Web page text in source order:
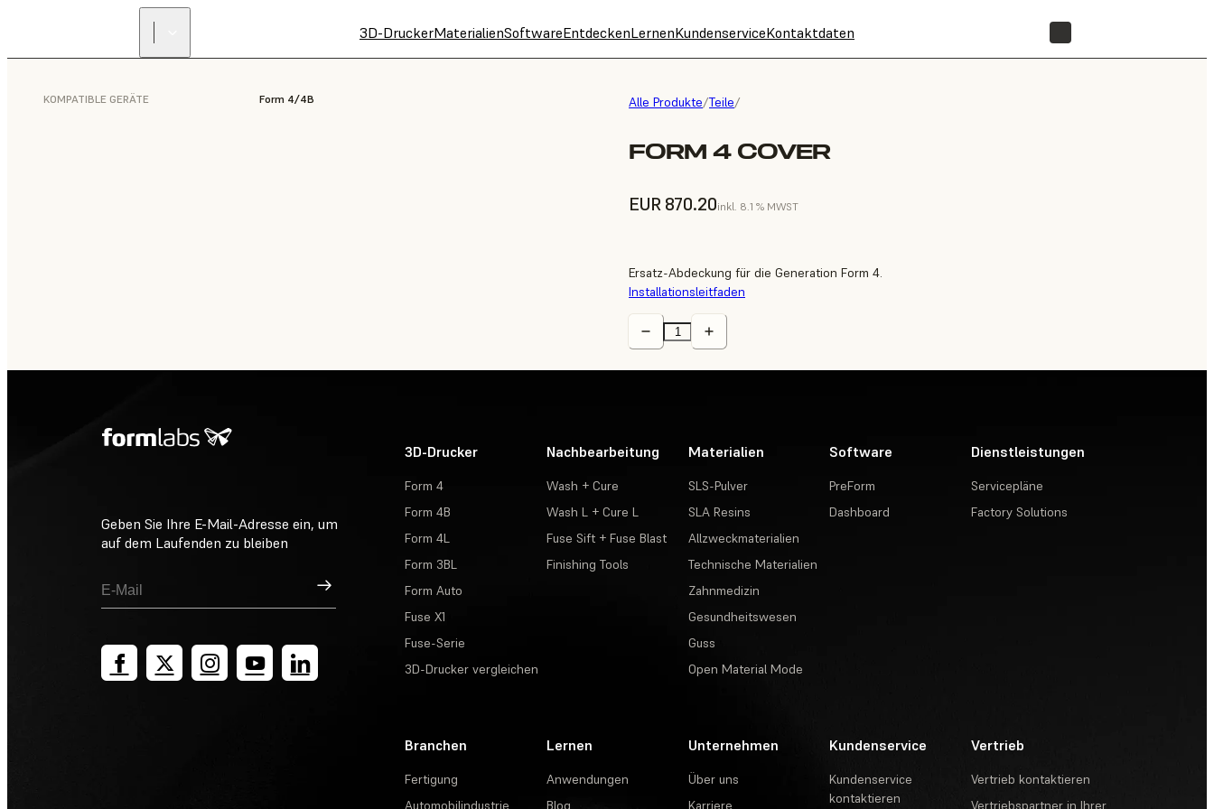
3D-DruckerMaterialienSoftwareEntdeckenLernenKundenserviceKontaktdaten
Alle Produkte/Teile/
FORM 4 COVER
EUR 870.20inkl. 8.1 % MWST
KOMPATIBLE GERÄTE Form 4/4B
Ersatz-Abdeckung für die Generation Form 4.
Installationsleitfaden
Geben Sie Ihre E-Mail-Adresse ein, um
auf dem Laufenden zu bleiben
Registrieren
3D-Drucker
Form 4
Form 4B
Form 4L
Form 3BL
Form Auto
Fuse X1
Fuse-Serie
3D-Drucker vergleichen
Nachbearbeitung
Wash + Cure
Wash L + Cure L
Fuse Sift + Fuse Blast
Finishing Tools
Materialien
SLS-Pulver
SLA Resins
Allzweckmaterialien
Technische Materialien
Zahnmedizin
Gesundheitswesen
Guss
Open Material Mode
Software
PreForm
Dashboard
Dienstleistungen
Servicepläne
Factory Solutions
Branchen
Fertigung
Automobilindustrie
Lernen
Anwendungen
Blog
Unternehmen
Über uns
Karriere
Kundenservice
Kundenservice
kontaktieren
Vertrieb
Vertrieb kontaktieren
Vertriebspartner in Ihrer